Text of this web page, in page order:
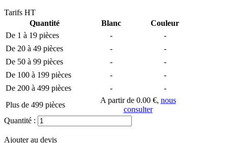
Tarifs HT
Quantité
Blanc
Couleur
De 1 à 19 pièces
-
-
De 20 à 49 pièces
-
-
De 50 à 99 pièces
-
-
De 100 à 199 pièces
-
-
De 200 à 499 pièces
-
-
Plus de 499 pièces
A partir de 0.00 €, nous
consulter
Quantité :
Ajouter au devis